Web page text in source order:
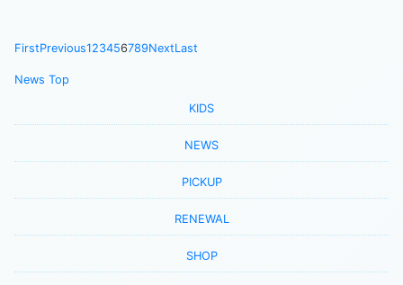
FirstPrevious123456789NextLast
News Top
KIDS
NEWS
PICKUP
RENEWAL
SHOP